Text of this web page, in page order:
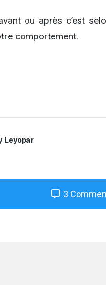
ou après c’est
comportement.
Leyopar
3